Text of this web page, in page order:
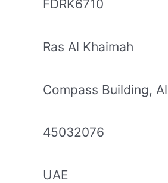
FDRK6710
Ras Al Khaimah
Compass Building,
45032076
UAE